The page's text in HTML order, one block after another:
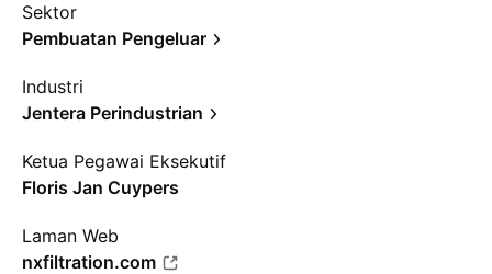
Sektor
Pembuatan Pengeluar
Industri
Jentera Perindustrian
Ketua Pegawai Eksekutif
Floris Jan Cuypers
Laman Web
nxfiltration.com